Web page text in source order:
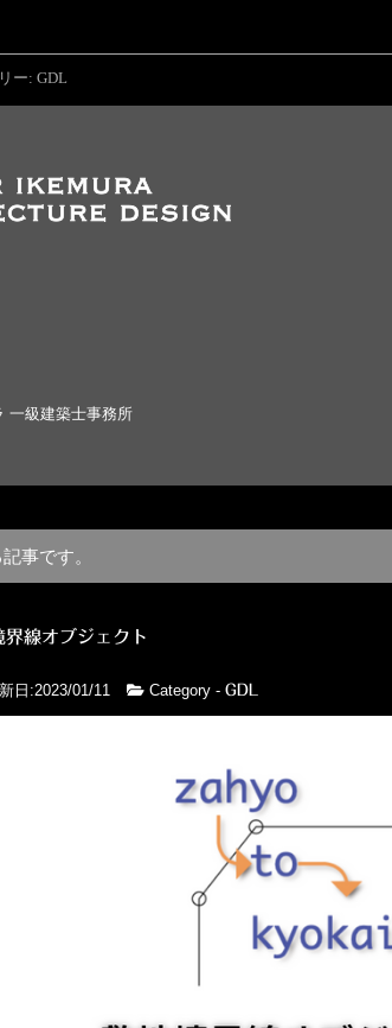
ー: GDL
一級建築士事務所
事です。
線オブジェクト
日:2023/01/11 Category - GDL